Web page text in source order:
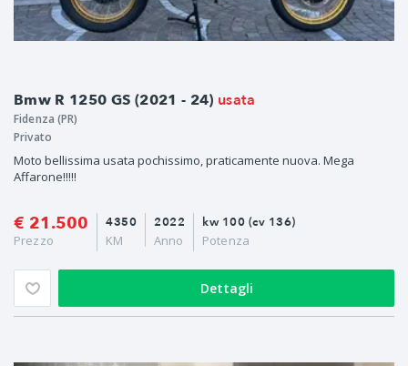
Bmw R 1250 GS (2021 - 24) usata
Fidenza (PR)
Privato
Moto bellissima usata pochissimo, praticamente nuova. Mega
Affarone!!!!!
€ 21.500
Prezzo
2022
Anno
4350
KM
kw 100 (cv 136)
Potenza
Dettagli